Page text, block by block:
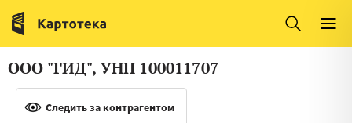
Италия
Люксембург
Литва
Нидерланды
ООО "ГИД", УНП 100011707
Следить за контрагентом